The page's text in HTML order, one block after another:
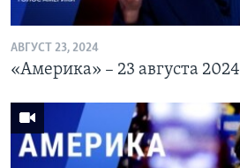
АВГУСТ 23, 2024
«Америка» – 23 августа 2024